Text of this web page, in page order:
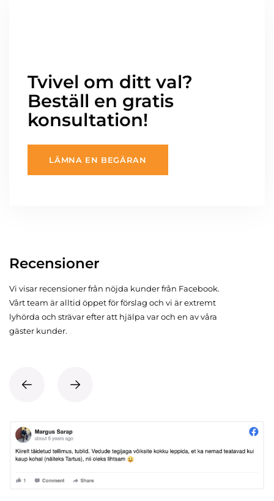
Tvivel om ditt val?
Beställ en gratis
konsultation!
LÄMNA EN BEGÄRAN
Recensioner
Vi visar recensioner från nöjda kunder från Facebook.
Vårt team är alltid öppet för förslag och vi är extremt
lyhörda och strävar efter att hjälpa var och en av våra
gäster kunder.